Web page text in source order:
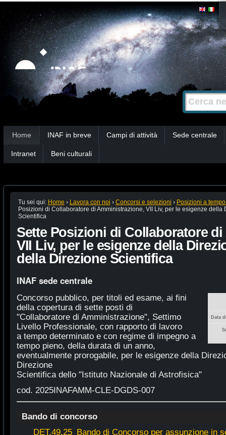
Strumenti
personali
Salta
contenuti.
|
Salta
alla
navigazione
Cerca nel
Ricerca
avanzata…
Home INAF in breve Campi di attività Sede centrale
Intranet Beni culturali
Tu sei qui: Home › Lavora con noi › Concorsi e selezioni › Posizioni a
Posizioni di Collaboratore di Amministrazione, VII Liv, per le esigenze
Scientifica
Sette Posizioni di Collaboratore
VII Liv, per le esigenze della
della Direzione Scientifica
INAF sede centrale
Data
Concorso pubblico, per titoli ed esame, ai fini
della copertura di sette posti di
"Collaboratore di Amministrazione", Settimo
Livello Professionale, con rapporto di lavoro
a tempo determinato e con regime di impegno a
tempo pieno, della durata di un anno,
eventualmente prorogabile, per le esigenze della
Direzione
Scientifica dello "Istituto Nazionale di Astrofisica"
cod. 2025INAFAMM-CLE-DGDS-007
Bando di concorso
DET.49.25_Bando di Concorso per assunzione in